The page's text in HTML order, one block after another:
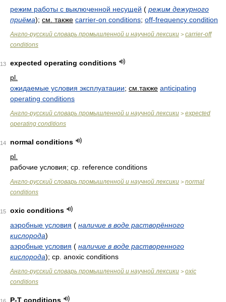
режим работы с выключенной несущей ( режим дежурного
приёма); см. также carrier-on conditions; off-frequency condition
Англо-русский словарь промышленной и научной лексики > carrier-off
conditions
13
expected operating conditions
pl.
ожидаемые условия эксплуатации; см.также anticipating
operating conditions
Англо-русский словарь промышленной и научной лексики > expected
operating conditions
14
normal conditions
pl.
рабочие условия; ср. reference conditions
Англо-русский словарь промышленной и научной лексики > normal
conditions
15
oxic conditions
аэробные условия ( наличие в воде растворённого
кислорода)
аэробные условия ( наличие в воде растворенного
кислорода); ср. anoxic conditions
Англо-русский словарь промышленной и научной лексики > oxic
conditions
P-T conditions